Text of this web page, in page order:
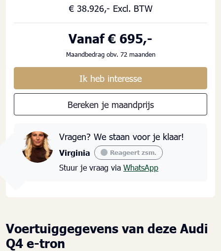
€ 38.926,- Excl. BTW
Vanaf € 695,-
Maandbedrag obv. 72 maanden
Ik heb interesse
Bereken je maandprijs
Vragen? We staan voor je klaar!
Virginia Reageert zsm.
Stuur je vraag via WhatsApp
Voertuiggegevens van deze Audi
Q4 e-tron